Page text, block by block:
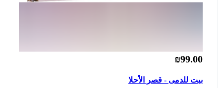
₪99.00
بيت للدمى - قصر الأحلا